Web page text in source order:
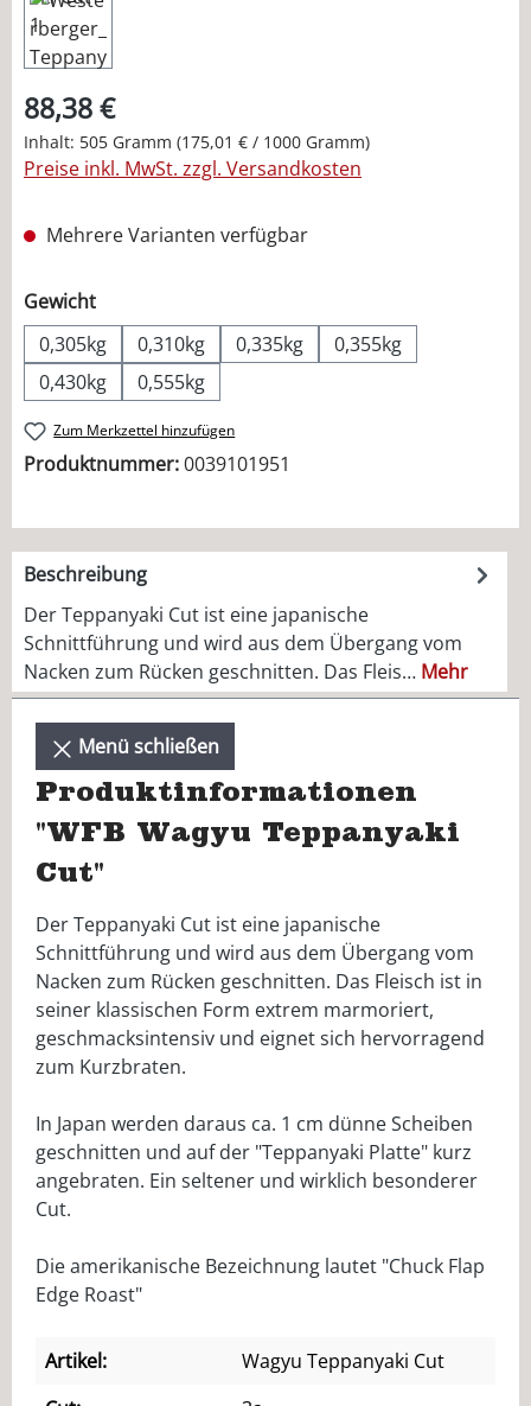
88,38 €
Inhalt: 505 Gramm (175,01 € / 1000 Gramm)
Preise inkl. MwSt. zzgl. Versandkosten
Mehrere Varianten verfügbar
Gewichtauswählen
0,305kg
0,310kg 0,335kg
0,355kg
0,430kg
0,555kg
Zum Merkzettel hinzufügen
Produktnummer:0039101951
Beschreibung
Der Teppanyaki Cut ist eine japanische
Schnittführung und wird aus dem Übergang vom
Nacken zum Rücken geschnitten. Das Fleis… Mehr
Menü schließen
Produktinformationen
"WFB Wagyu Teppanyaki
Cut"
Der Teppanyaki Cut ist eine japanische
Schnittführung und wird aus dem Übergang vom
Nacken zum Rücken geschnitten. Das Fleisch ist in
seiner klassischen Form extrem marmoriert,
geschmacksintensiv und eignet sich hervorragend
zum Kurzbraten.
In Japan werden daraus ca. 1 cm dünne Scheiben
geschnitten und auf der "Teppanyaki Platte" kurz
angebraten. Ein seltener und wirklich besonderer
Cut.
Die amerikanische Bezeichnung lautet "Chuck Flap
Edge Roast"
Artikel:
Wagyu Teppanyaki Cut